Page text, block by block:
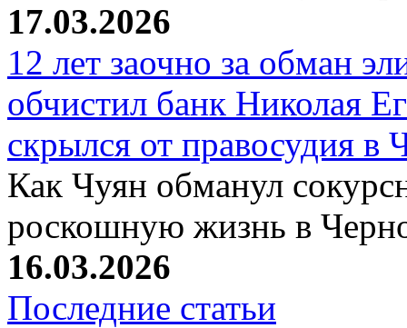
17.03.2026
12 лет заочно за обман
обчистил банк Николая
скрылся от правосудия в
Как Чуян обманул
роскошную жизнь в
16.03.2026
Последние статьи